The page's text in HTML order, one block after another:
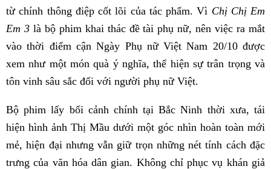
từ chính thông điệp cốt lõi của tác phẩm. Vì Chị Chị Em
Em 3là bộ phim khai thác đề tài phụ nữ, nên việc ra mắt
vào thời điểm cận Ngày Phụ nữ Việt Nam 20/10 được
xem như một món quà ý nghĩa, thể hiện sự trân trọng và
tôn vinh sâu sắc đối với người phụ nữ Việt.
Bộ phim lấy bối cảnh chính tại Bắc Ninh thời xưa, tái
hiện hình ảnh Thị Mầu dưới một góc nhìn hoàn toàn mới
mẻ, hiện đại nhưng vẫn giữ trọn những nét tính cách đặc
trưng của văn hóa dân gian. Không chỉ phục vụ khán giả